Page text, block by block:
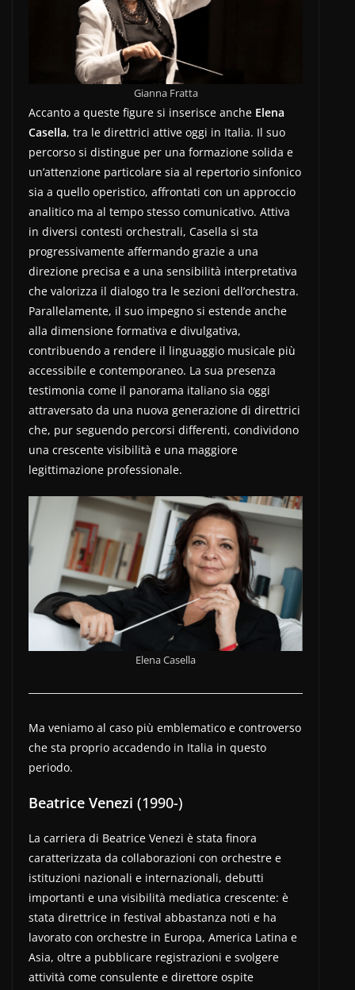
Gianna Fratta
Accanto a queste figure si inserisce anche Elena
Casella, tra le direttrici attive oggi in Italia. Il suo
percorso si distingue per una formazione solida e
un’attenzione particolare sia al repertorio sinfonico
sia a quello operistico, affrontati con un approccio
analitico ma al tempo stesso comunicativo. Attiva
in diversi contesti orchestrali, Casella si sta
progressivamente affermando grazie a una
direzione precisa e a una sensibilità interpretativa
che valorizza il dialogo tra le sezioni dell’orchestra.
Parallelamente, il suo impegno si estende anche
alla dimensione formativa e divulgativa,
contribuendo a rendere il linguaggio musicale più
accessibile e contemporaneo. La sua presenza
testimonia come il panorama italiano sia oggi
attraversato da una nuova generazione di direttrici
che, pur seguendo percorsi differenti, condividono
una crescente visibilità e una maggiore
legittimazione professionale.
Elena Casella
Ma veniamo al caso più emblematico e controverso
che sta proprio accadendo in Italia in questo
periodo.
Beatrice Venezi (1990-)
La carriera di Beatrice Venezi è stata finora
caratterizzata da collaborazioni con orchestre e
istituzioni nazionali e internazionali, debutti
importanti e una visibilità mediatica crescente: è
stata direttrice in festival abbastanza noti e ha
lavorato con orchestre in Europa, America Latina e
Asia, oltre a pubblicare registrazioni e svolgere
attività come consulente e direttore ospite